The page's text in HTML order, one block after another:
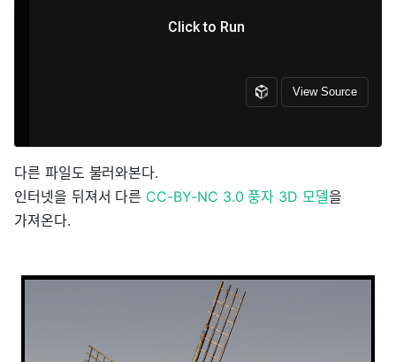
다른 파일도 불러와본다.
인터넷을 뒤져서 다른 CC-BY-NC 3.0 풍자 3D 모델을
가져온다.